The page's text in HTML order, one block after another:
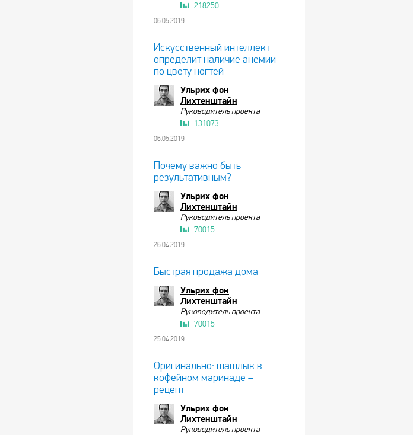
218250
06.05.2019
Искусственный интеллект
определит наличие анемии
по цвету ногтей
Ульрих фон
Лихтенштайн
Руководитель проекта
131073
06.05.2019
Почему важно быть
результативным?
Ульрих фон
Лихтенштайн
Руководитель проекта
70015
26.04.2019
Быстрая продажа дома
Ульрих фон
Лихтенштайн
Руководитель проекта
70015
25.04.2019
Оригинально: шашлык в
кофейном маринаде –
рецепт
Ульрих фон
Лихтенштайн
Руководитель проекта